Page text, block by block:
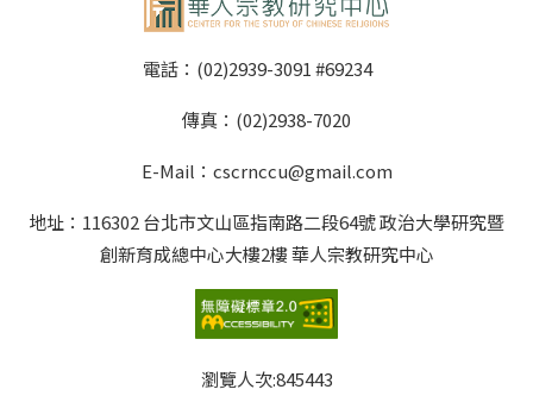
電話：(02)2939-3091 #69234
傳真：(02)2938-7020
E-Mail：cscrnccu@gmail.com
地址：116302 台北市文山區指南路二段64號 政治大學研究暨
創新育成總中心大樓2樓 華人宗教研究中心
瀏覽人次:845443